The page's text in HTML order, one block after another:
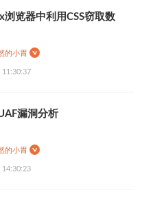
浏览器中利用CSS窃取数
的小胃
11:30:37
漏洞分析
的小胃
14:30:23